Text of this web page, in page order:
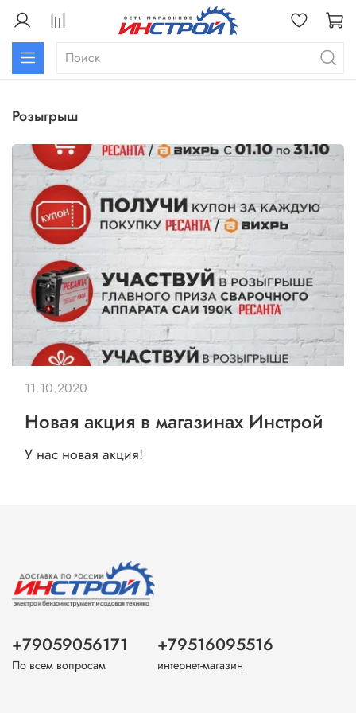
розыгрыш
Новая акция в магазинах Инстрой
У нас новая акция!
11.10.2020
+79059056171
По всем вопросам
+79516095516
интернет-магазин